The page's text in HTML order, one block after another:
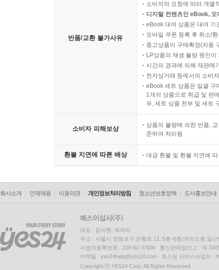
반품/교환 불가사유
소비자의 요청에 따라 개별
디지털 컨텐츠인 eBook,
eBook 대여 상품은 대여 기
모바일 쿠폰 등록 후 취소/
중고상품이 구매확정(자동
LP상품의 재생 불량 원인
시간의 경과에 의해 재판매
전자상거래 등에서의 소비
eBook 세트 상품은 일괄 구
1개의 상품으로 취급 및 판
우, 세트 상품 전부 및 세트
소비자 피해보상
상품의 불량에 의한 반품,
준하여 처리됨
환불 지연에 따른 배상 대금 환불 및 환불 지연에
회사소개 인재채용 이용약관 개인정보처리방침 청소년보호정책 도서홍보안내
대표 : 김석환, 최세라
주소 : 서울시 영등포구 은행로 11, 5층~6층(여의도동,일신
사업자등록번호 : 229-81-37000 통신판매업신고 : 제
이메일 : yes24help@yes24.com 호스팅 서비스사업자 :
Copyright ⓒ YES24 Corp. All Rights Reserved.